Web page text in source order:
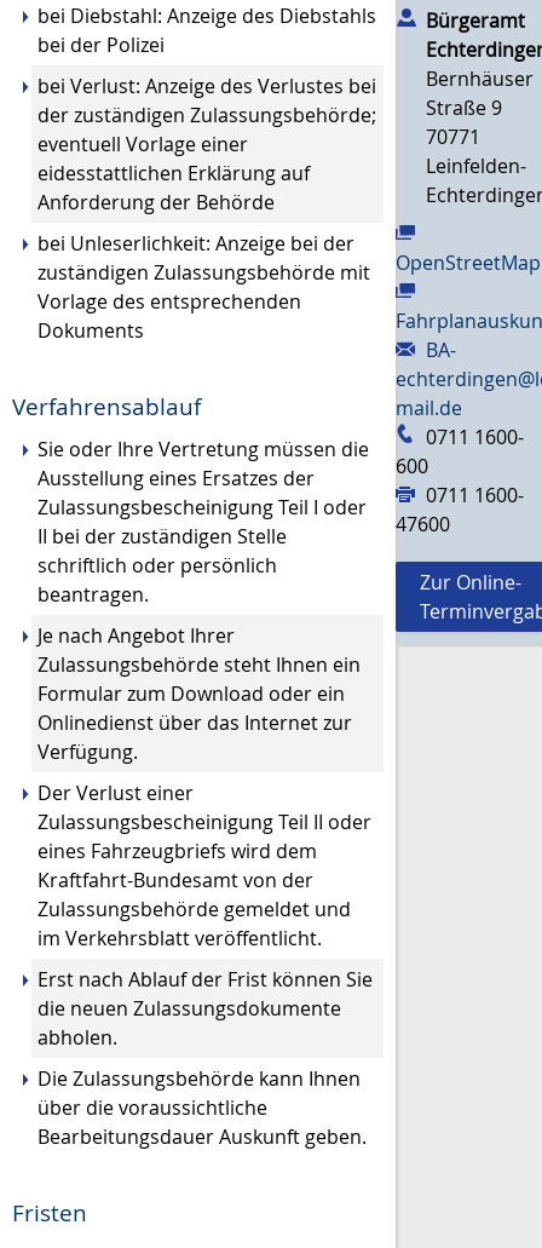
bei Diebstahl: Anzeige des Diebstahls
bei der Polizei
bei Verlust: Anzeige des Verlustes bei
der zuständigen Zulassungsbehörde;
eventuell Vorlage einer
eidesstattlichen Erklärung auf
Anforderung der Behörde
bei Unleserlichkeit: Anzeige bei der
zuständigen Zulassungsbehörde mit
Vorlage des entsprechenden
Dokuments
Verfahrensablauf
Sie oder Ihre Vertretung müssen die
Ausstellung eines Ersatzes der
Zulassungsbescheinigung Teil I oder
II bei der zuständigen Stelle
schriftlich oder persönlich
beantragen.
Je nach Angebot Ihrer
Zulassungsbehörde steht Ihnen ein
Formular zum Download oder ein
Onlinedienst über das Internet zur
Verfügung.
Der Verlust einer
Zulassungsbescheinigung Teil II oder
eines Fahrzeugbriefs wird dem
Kraftfahrt-Bundesamt von der
Zulassungsbehörde gemeldet und
im Verkehrsblatt veröffentlicht.
Erst nach Ablauf der Frist können Sie
die neuen Zulassungsdokumente
abholen.
Die Zulassungsbehörde kann Ihnen
über die voraussichtliche
Bearbeitungsdauer Auskunft geben.
Fristen
Bürgeramt
Bernhäuser
Straße 9
70771
Leinfelden-
OpenStreetMap
BA-
mail.de
0711 1600-
600
0711 1600-
47600
Zur Online-